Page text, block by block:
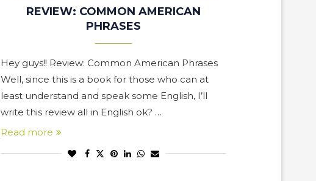
REVIEW: COMMON AMERICAN
PHRASES
Hey guys!! Review: Common American Phrases
Well, since this is a book for those who can at
least understand and speak some English, I’ll
write this review all in English ok? …
Read more